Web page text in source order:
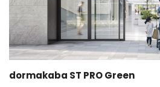
dormakaba ST PRO Green